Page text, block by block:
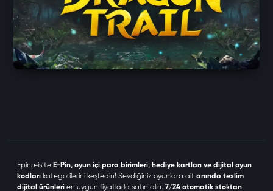
Epinreis’te E-Pin, oyun içi para birimleri, hediye kartları ve dijital oyun
kodları kategorilerini keşfedin! Sevdiğiniz oyunlara ait anında teslim
dijital ürünleri en uygun fiyatlarla satın alın. 7/24 otomatik stoktan